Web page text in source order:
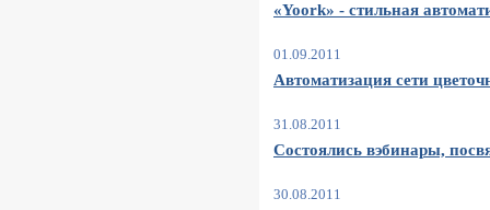
«Yoork» - стильная
01.09.2011
Автоматизация сети
31.08.2011
Состоялись вэбинары,
30.08.2011